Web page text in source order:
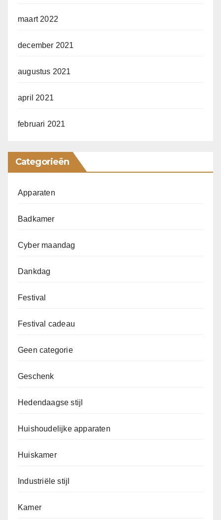
maart 2022
december 2021
augustus 2021
april 2021
februari 2021
Categorieën
Apparaten
Badkamer
Cyber maandag
Dankdag
Festival
Festival cadeau
Geen categorie
Geschenk
Hedendaagse stijl
Huishoudelijke apparaten
Huiskamer
Industriële stijl
Kamer